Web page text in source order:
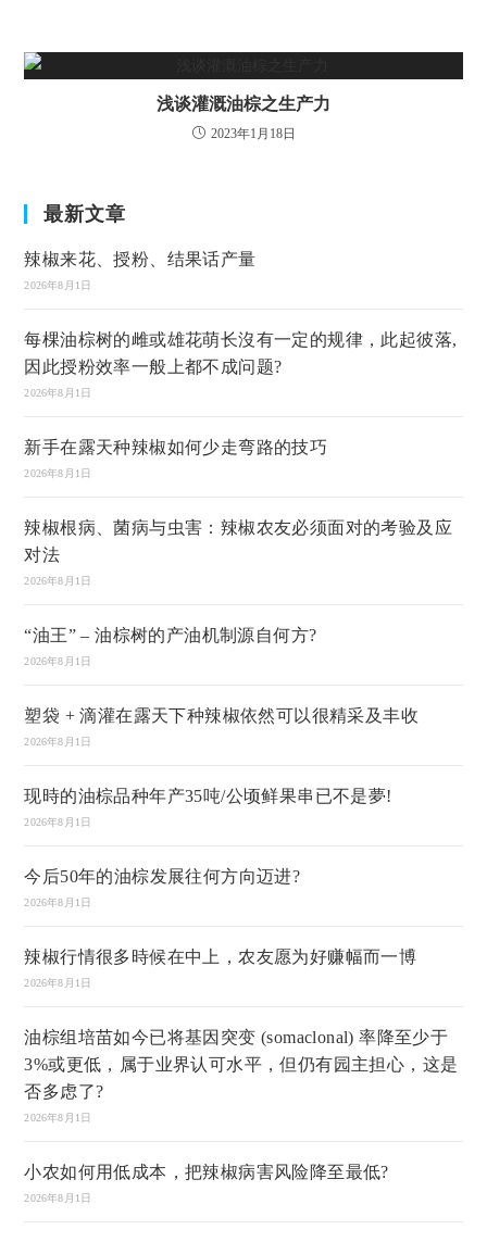
浅谈灌溉油棕之生产力
2023年1月18日
最新文章
辣椒来花、授粉、结果话产量
2026年8月1日
每棵油棕树的雌或雄花萌长沒有一定的规律，此起彼落,
因此授粉效率一般上都不成问题?
2026年8月1日
新手在露天种辣椒如何少走弯路的技巧
2026年8月1日
辣椒根病、菌病与虫害：辣椒农友必须面对的考验及应
对法
2026年8月1日
“油王” – 油棕树的产油机制源自何方?
2026年8月1日
塑袋 + 滴灌在露天下种辣椒依然可以很精采及丰收
2026年8月1日
现時的油棕品种年产35吨/公顷鲜果串已不是夢!
2026年8月1日
今后50年的油棕发展往何方向迈进?
2026年8月1日
辣椒行情很多時候在中上，农友愿为好赚幅而一博
2026年8月1日
油棕组培苗如今已将基因突变 (somaclonal) 率降至少于
3%或更低，属于业界认可水平，但仍有园主担心，这是
否多虑了?
2026年8月1日
小农如何用低成本，把辣椒病害风险降至最低?
2026年8月1日